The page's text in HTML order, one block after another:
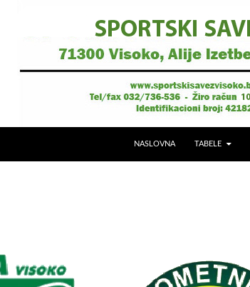
NASLOVNA TABELE